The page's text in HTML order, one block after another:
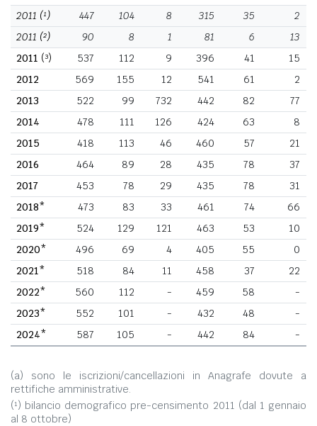
2011 (¹) 447 104 8 315 35
2
2011 (²) 90 8 1 81 6
13
2011 (³) 537 112 9 396 41
15
2012
569 155 12 541 61
2
2013
522 99 732 442 82
77
2014
478 111 126 424 63
8
2015
418 113 46 460 57
21
2016
464 89 28 435 78
37
2017
453 78 29 435 78
31
2018*
473 83 33 461 74
66
2019*
524 129 121 463 53
10
2020*
496 69 4 405 55
0
2021*
518 84 11 458 37
22
2022*
560 112 - 459 58
-
2023*
552 101 - 432 48
-
2024*
587 105 - 442 84 -
(a) sono le iscrizioni/cancellazioni in Anagrafe dovute a
rettifiche amministrative.
(¹) bilancio demografico pre-censimento 2011 (dal 1 gennaio
al 8 ottobre)